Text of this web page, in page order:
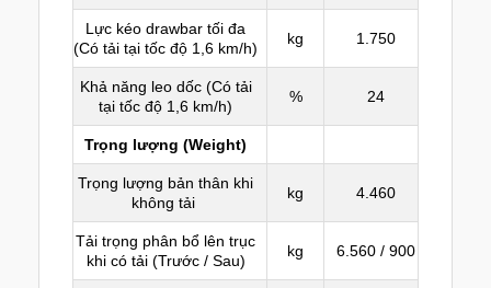
Lực kéo drawbar tối đa
(Có tải tại tốc độ 1,6 km/h)
kg 1.750
Khả năng leo dốc (Có tải
tại tốc độ 1,6 km/h)
% 24
Trọng lượng (Weight)
Trọng lượng bản thân khi
không tải
kg 4.460
Tải trọng phân bổ lên trục
khi có tải (Trước / Sau)
kg 6.560 / 900